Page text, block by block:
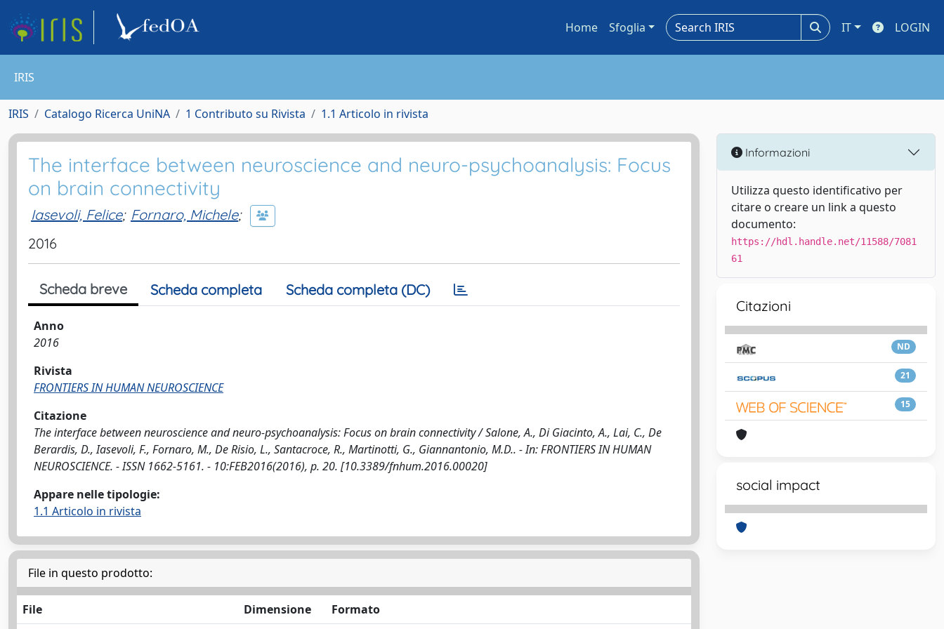
Home Sfoglia IT LOGIN
IRIS
IRIS Catalogo Ricerca UniNA 1 Contributo su Rivista 1.1 Articolo in rivista
The interface between neuroscience and neuro-psychoanalysis: Focus
on brain connectivity
Iasevoli, Felice; Fornaro, Michele;
2016
Scheda breve Scheda completa Scheda completa (DC)
Anno
2016
Rivista
FRONTIERS IN HUMAN NEUROSCIENCE
Citazione
The interface between neuroscience and neuro-psychoanalysis: Focus on brain connectivity / Salone, A., Di Giacinto, A., Lai, C., De
Berardis, D., Iasevoli, F., Fornaro, M., De Risio, L., Santacroce, R., Martinotti, G., Giannantonio, M.D.. - In: FRONTIERS IN HUMAN
NEUROSCIENCE. - ISSN 1662-5161. - 10:FEB2016(2016), p. 20. [10.3389/fnhum.2016.00020]
Appare nelle tipologie:
1.1 Articolo in rivista
File in questo prodotto:
File Dimensione Formato
Informazioni
Utilizza questo identificativo per
citare o creare un link a questo
documento:
https://hdl.handle.net/11588/7081
61
Citazioni
ND
21
15
social impact